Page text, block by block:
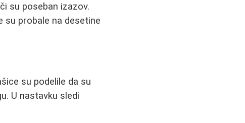
su poseban izazov.
su probale na desetine
su podelile da su
U nastavku sledi